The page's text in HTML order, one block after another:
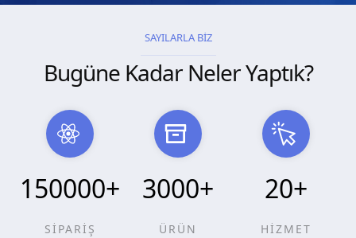
SAYILARLA BİZ
Bugüne Kadar Neler Yaptık?
150000+
SİPARİŞ
3000+
ÜRÜN
20+
HİZMET